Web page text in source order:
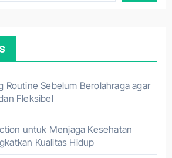
Routine Sebelum Berolahraga agar
Fleksibel
untuk Menjaga Kesehatan
Kualitas Hidup